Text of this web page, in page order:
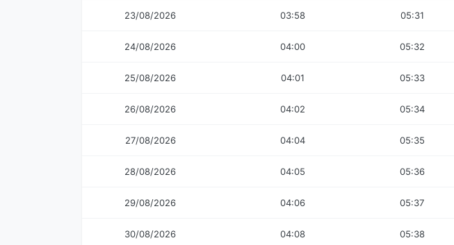
23/08/2026 03:58 05:31
24/08/2026 04:00 05:32
25/08/2026 04:01 05:33
26/08/2026 04:02 05:34
27/08/2026 04:04 05:35
28/08/2026 04:05 05:36
29/08/2026 04:06 05:37
30/08/2026 04:08 05:38